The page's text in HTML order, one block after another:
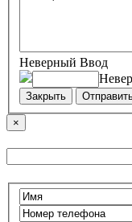
Неверный Ввод
Закрыть
×